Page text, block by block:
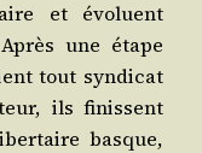
et évo­luent
une étape
tout syn­di­cat
ils finissent
basque,